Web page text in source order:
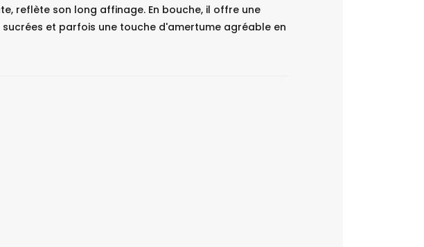
reflète son long affinage. En bouche, il offre une
et parfois une touche d'amertume agréable en